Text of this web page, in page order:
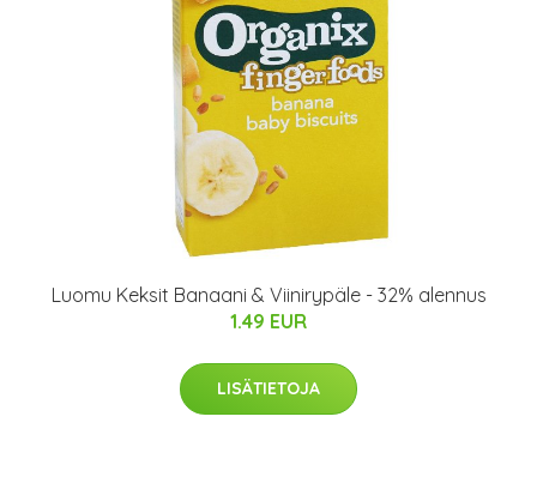
Luomu Keksit Banaani & Viinirypäle - 32% alennus
1.49 EUR
LISÄTIETOJA